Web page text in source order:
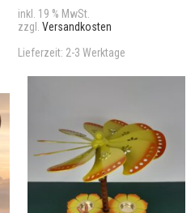
inkl. 19 % MwSt.
zzgl. Versandkosten
Lieferzeit: 2-3 Werktage